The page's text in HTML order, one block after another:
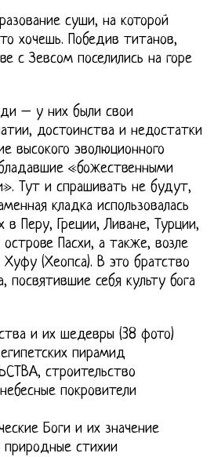
суши, на которой
хочешь. Победив титанов,
с Зевсом поселились на горе
– у них были свои
достоинства и недостатки
высокого эволюционного
«божественными
Тут и спрашивать не будут,
кладка использовалась
в Перу, Греции, Ливане, Турции,
Пасхи, а также, возле
(Хеопса). В это братство
посвятившие себя культу бога
и их шедевры (38 фото)
пирамид
строительство
покровители
Боги и их значение
природные стихии